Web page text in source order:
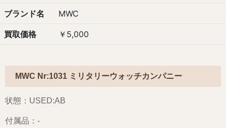
ブランド名 MWC
買取価格 ￥5,000
MWC Nr:1031 ミリタリーウォッチカンパニー
状態：USED:AB
付属品：-